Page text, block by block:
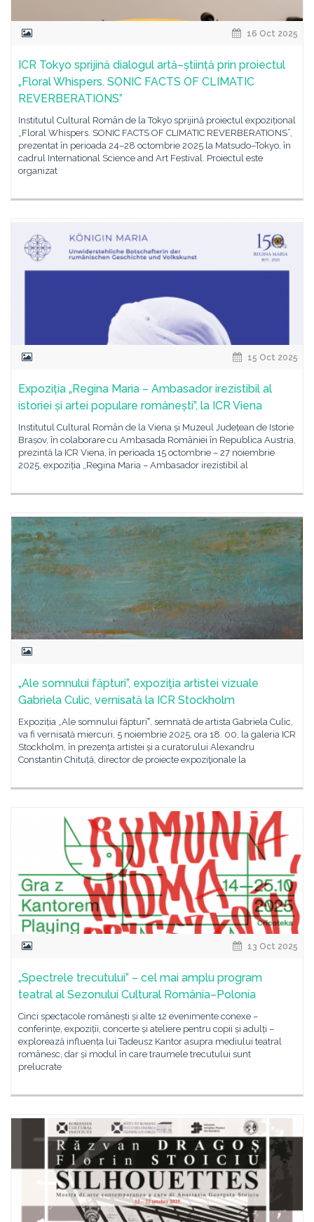
16 Oct 2025
ICR Tokyo sprijină dialogul artă–știință prin proiectul
„Floral Whispers. SONIC FACTS OF CLIMATIC
REVERBERATIONS”
Institutul Cultural Român de la Tokyo sprijină proiectul expozițional
„Floral Whispers. SONIC FACTS OF CLIMATIC REVERBERATIONS”,
prezentat în perioada 24–28 octombrie 2025 la Matsudo–Tokyo, în
cadrul International Science and Art Festival. Proiectul este
organizat
15 Oct 2025
Expoziția „Regina Maria – Ambasador irezistibil al
istoriei și artei populare românești”, la ICR Viena
Institutul Cultural Român de la Viena și Muzeul Județean de Istorie
Brașov, în colaborare cu Ambasada României în Republica Austria,
prezintă la ICR Viena, în perioada 15 octombrie – 27 noiembrie
2025, expoziția „Regina Maria – Ambasador irezistibil al
„Ale somnului făpturi”, expoziţia artistei vizuale
Gabriela Culic, vernisată la ICR Stockholm
Expoziția „Ale somnului făpturi‟, semnată de artista Gabriela Culic,
va fi vernisată miercuri, 5 noiembrie 2025, ora 18. 00, la galeria ICR
Stockholm, în prezența artistei și a curatorului Alexandru
Constantin Chituță, director de proiecte expoziţionale la
13 Oct 2025
„Spectrele trecutului” – cel mai amplu program
teatral al Sezonului Cultural România–Polonia
Cinci spectacole românești și alte 12 evenimente conexe –
conferințe, expoziții, concerte și ateliere pentru copii și adulți –
explorează influența lui Tadeusz Kantor asupra mediului teatral
românesc, dar și modul în care traumele trecutului sunt
prelucrate